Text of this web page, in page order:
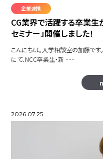
企業連携
CG業界で活躍する卒業生
セミナー」開催しました！
こんにちは。入学相談室の加藤で
にて、NCC卒業生・新 ･･･
2026.07.25